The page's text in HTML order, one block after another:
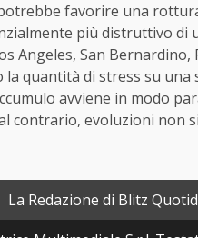
favorire una
più distruttivo di
Angeles, San Bernardino,
quantità di stress su una
avviene in modo
contrario, evoluzioni non
La Redazione di Blitz